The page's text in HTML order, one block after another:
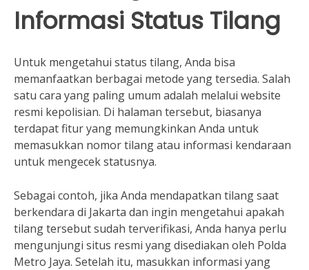
Informasi Status Tilang
Untuk mengetahui status tilang, Anda bisa
memanfaatkan berbagai metode yang tersedia. Salah
satu cara yang paling umum adalah melalui website
resmi kepolisian. Di halaman tersebut, biasanya
terdapat fitur yang memungkinkan Anda untuk
memasukkan nomor tilang atau informasi kendaraan
untuk mengecek statusnya.
Sebagai contoh, jika Anda mendapatkan tilang saat
berkendara di Jakarta dan ingin mengetahui apakah
tilang tersebut sudah terverifikasi, Anda hanya perlu
mengunjungi situs resmi yang disediakan oleh Polda
Metro Jaya. Setelah itu, masukkan informasi yang